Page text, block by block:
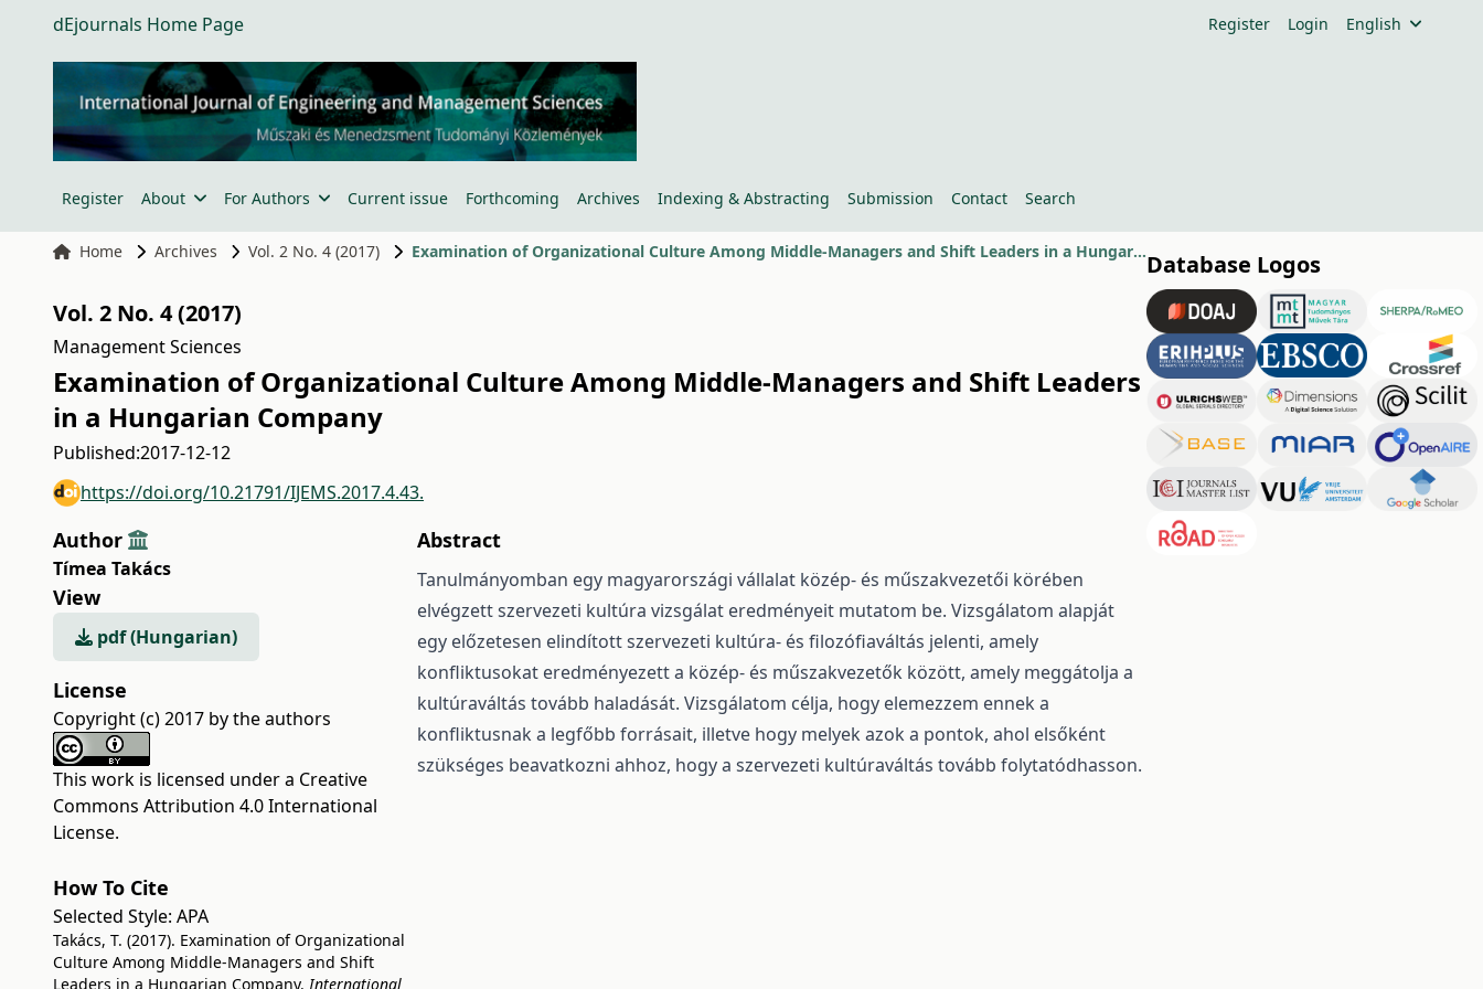
dEjournals Home Page Register Login English
Register About For Authors Current issue Forthcoming Archives Indexing & Abstracting Submission Contact Search
Home Archives Vol. 2 No. 4 (2017) Examination of Organizational Culture Among Middle-Managers and Shift Leaders in a Hungarian Company
Vol. 2 No. 4 (2017)
Management Sciences
Examination of Organizational Culture Among Middle-Managers and Shift Leaders
in a Hungarian Company
Published:2017-12-12
https://doi.org/10.21791/IJEMS.2017.4.43.
Author
Tímea Takács
View
pdf (Hungarian)
License
Copyright (c) 2017 by the authors
This work is licensed under a Creative
Commons Attribution 4.0 International
License.
How To Cite
Selected Style: APA
Takács, T. (2017). Examination of Organizational
Culture Among Middle-Managers and Shift
Leaders in a Hungarian Company. International
Abstract
Tanulmányomban egy magyarországi vállalat közép- és műszakvezetői körében
elvégzett szervezeti kultúra vizsgálat eredményeit mutatom be. Vizsgálatom alapját
egy előzetesen elindított szervezeti kultúra- és filozófiaváltás jelenti, amely
konfliktusokat eredményezett a közép- és műszakvezetők között, amely meggátolja a
kultúraváltás tovább haladását. Vizsgálatom célja, hogy elemezzem ennek a
konfliktusnak a legfőbb forrásait, illetve hogy melyek azok a pontok, ahol elsőként
szükséges beavatkozni ahhoz, hogy a szervezeti kultúraváltás tovább folytatódhasson.
Database Logos